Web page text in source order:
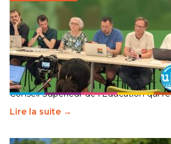
Transition écologique de
Éducation fait bouger les lignes
30 juin 2026-National
Pendant plusieurs mois, un groupe de
travaillé sur la transition écologique de
Conseil Supérieur de l’Éducation qui
Lire la suite →